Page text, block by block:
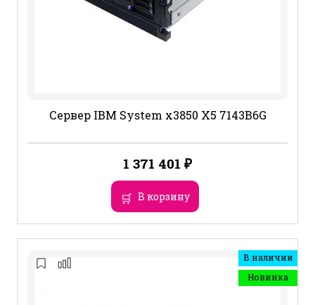
Сервер IBM System x3850 X5 7143B6G
1 371 401 ₽
В корзину
В наличии
Новинка